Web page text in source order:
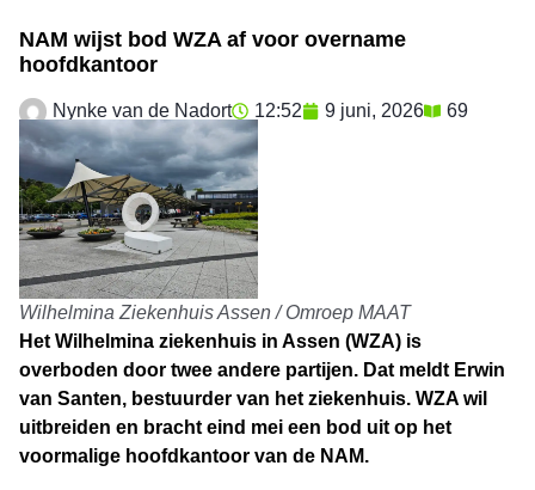
NAM wijst bod WZA af voor overname
hoofdkantoor
Nynke van de Nadort 12:52 9 juni, 2026 69
Wilhelmina Ziekenhuis Assen / Omroep MAAT
Het Wilhelmina ziekenhuis in Assen (WZA) is
overboden door twee andere partijen. Dat meldt Erwin
van Santen, bestuurder van het ziekenhuis. WZA wil
uitbreiden en bracht eind mei een bod uit op het
voormalige hoofdkantoor van de NAM.